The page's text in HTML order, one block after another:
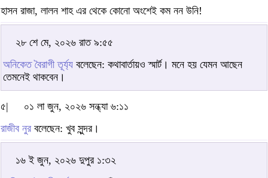
হাসন রাজা, লালন শাহ এর থেকে কোনো অংশেই কম নন উনি!
২৮ শে মে, ২০২৬ রাত ৯:৫৫
অনিকেত বৈরাগী তূর্য্য বলেছেন: কথাবার্তায়ও স্মার্ট। মনে হয় যেমন আছেন
তেমনেই থাকবেন।
৫|
০১ লা জুন, ২০২৬ সন্ধ্যা ৬:১১
রাজীব নুর বলেছেন: খুব সুন্দর।
১৬ ই জুন, ২০২৬ দুপুর ১:৩২